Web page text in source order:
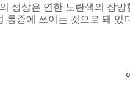
성상은 연한 노란색의 장
통증에 쓰이는 것으로 돼 있